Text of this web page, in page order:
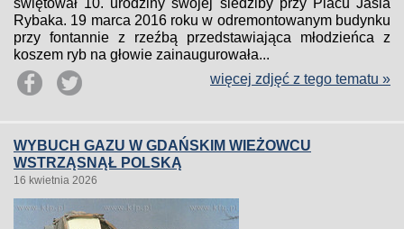
świętował 10. urodziny swojej siedziby przy Placu Jasia
Rybaka. 19 marca 2016 roku w odremontowanym budynku
przy fontannie z rzeźbą przedstawiająca młodzieńca z
koszem ryb na głowie zainaugurowała...
więcej zdjęć z tego tematu »
WYBUCH GAZU W GDAŃSKIM WIEŻOWCU
WSTRZĄSNĄŁ POLSKĄ
16 kwietnia 2026